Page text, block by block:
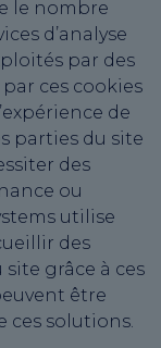
le nombre
d’analyse
par des
ces cookies
de
parties du site
des
ou
utilise
des
grâce à ces
être
ces solutions.